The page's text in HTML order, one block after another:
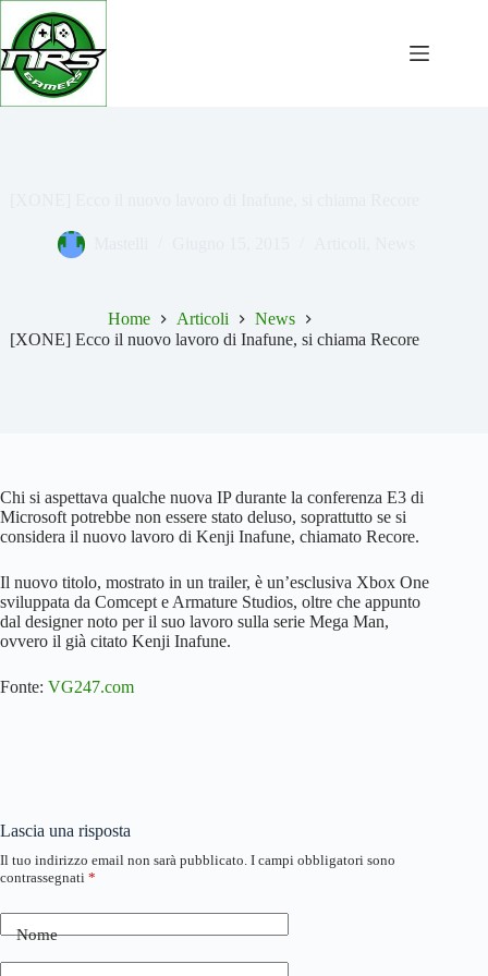
Salta
contenuto
Home Articoli
News
[XONE] Ecco il nuovo lavoro di Inafune, si chiama Recore
Chi si aspettava qualche nuova IP durante la conferenza E3 di
Microsoft potrebbe non essere stato deluso, soprattutto se si
considera il nuovo lavoro di Kenji Inafune, chiamato Recore.
Il nuovo titolo, mostrato in un trailer, è un’esclusiva Xbox One
sviluppata da Comcept e Armature Studios, oltre che appunto
dal designer noto per il suo lavoro sulla serie Mega Man,
ovvero il già citato Kenji Inafune.
Fonte: VG247.com
Lascia una risposta
Il tuo indirizzo email non sarà pubblicato. I campi obbligatori sono
contrassegnati *
Nome